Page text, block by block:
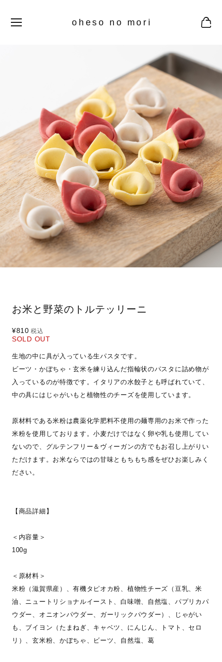
oheso no mori
お米と野菜のトルテッリーニ
¥810 税込
SOLD OUT
生地の中に具が入っている生パスタです。
ビーツ・かぼちゃ・玄米を練り込んだ指輪状のパスタに詰め物が
入っているのが特徴です。イタリアの水餃子とも呼ばれていて、
中の具にはじゃがいもと植物性のチーズを使用しています。
原材料である米粉は農薬化学肥料不使用の麺専用のお米で作った
米粉を使用しております。小麦だけではなく卵や乳も使用してい
ないので、グルテンフリー＆ヴィーガンの方でもお召し上がりい
ただけます。お米ならではの甘味ともちもち感をぜひお楽しみく
ださい。
【商品詳細】
＜内容量＞
100g
＜原材料＞
米粉（滋賀県産）、有機タピオカ粉、植物性チーズ（豆乳、米
油、ニュートリショナルイースト、白味噌、自然塩、パプリカパ
ウダー、オニオンパウダー、ガーリックパウダー）、じゃがい
も、ブイヨン（たまねぎ、キャベツ、にんじん、トマト、セロ
リ）、玄米粉、かぼちゃ、ビーツ、自然塩、葛